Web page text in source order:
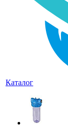
Каталог